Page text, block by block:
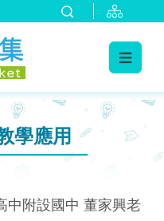
學應用
中附設國中 董家興老